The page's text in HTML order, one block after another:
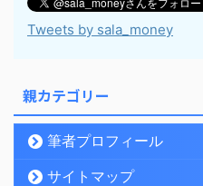
Tweets by sala_money
親カテゴリー
筆者プロフィール
サイトマップ